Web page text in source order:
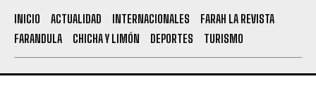
INICIO ACTUALIDAD INTERNACIONALES
FARAH LA REVISTA
FARANDULA
CHICHA Y LIMÓN DEPORTES TURISMO